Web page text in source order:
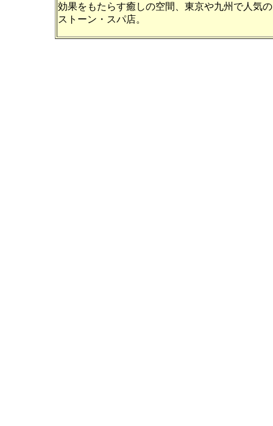
効果をもたらす癒しの空間、東京や九州で人気の
ストーン・スパ店。